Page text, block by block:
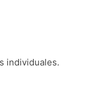
individuales.